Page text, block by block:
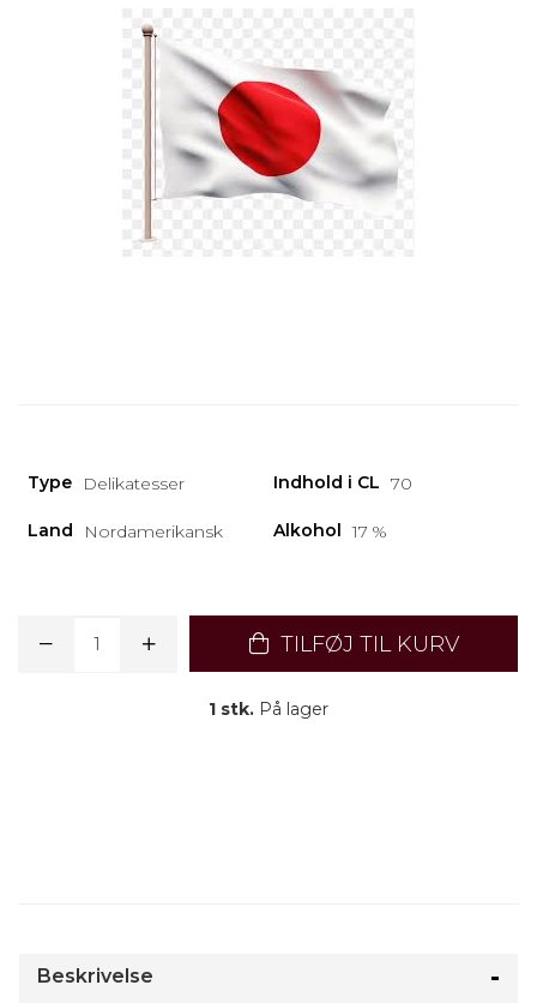
Type Delikatesser Indhold i CL 70
Land Nordamerikansk Alkohol 17 %
TILFØJ TIL KURV
1 stk. På lager
Beskrivelse